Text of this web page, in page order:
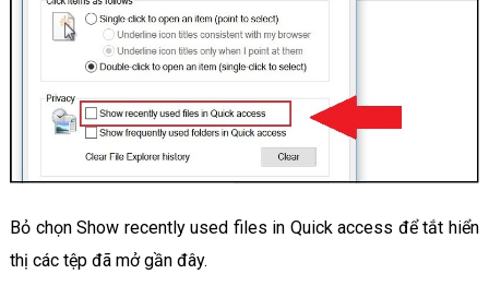
Bỏ chọn Show recently used files in Quick access để tắt hiển
thị các tệp đã mở gần đây.